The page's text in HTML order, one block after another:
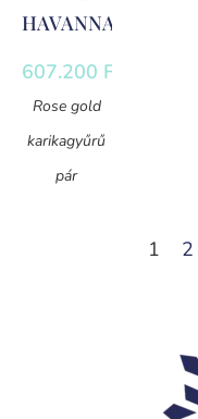
HAVANNA
607.200 Ft
Rose gold
karikagyűrű
pár
1 2